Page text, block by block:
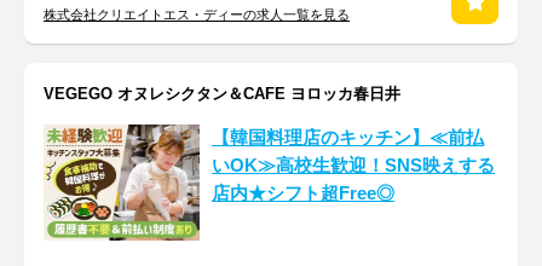
株式会社クリエイトエス・ディーの求人一覧を見る
VEGEGO オヌレシクタン＆CAFE ヨロッカ春日井
【韓国料理店のキッチン】≪前払
いOK≫高校生歓迎！SNS映えする
店内★シフト超Free◎